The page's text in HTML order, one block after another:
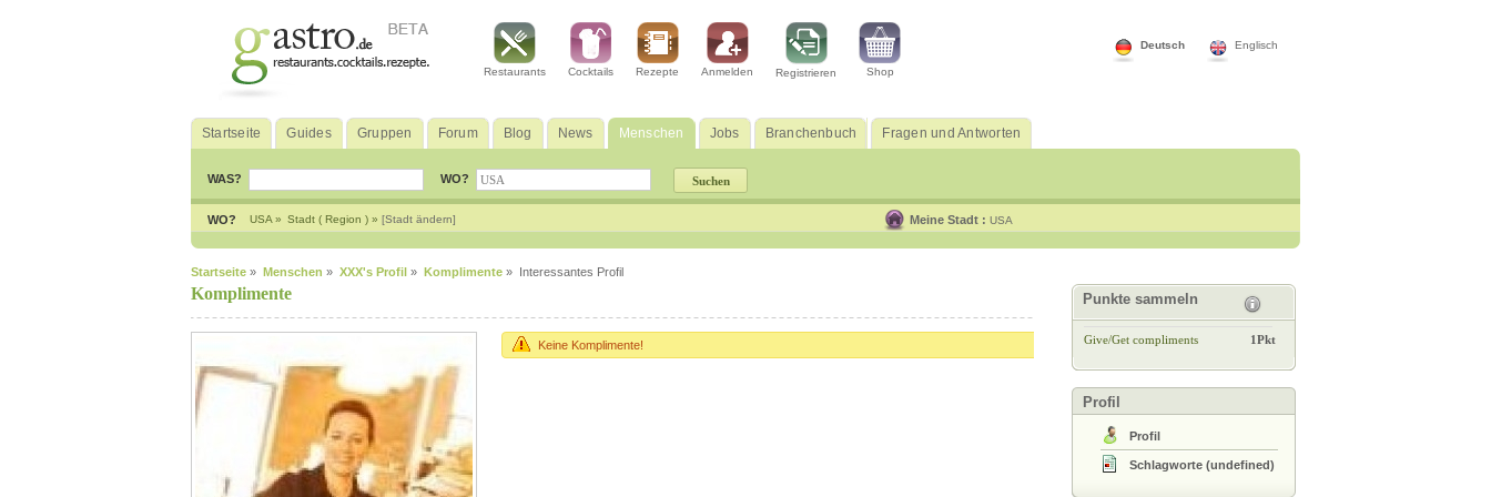
Englisch
Deutsch
Restaurants Cocktails Rezepte Anmelden Registrieren Shop
Startseite Guides Gruppen Forum Blog News Menschen Jobs Branchenbuch Fragen und Antworten
WAS? WO?
WO? USA » Stadt ( Region ) » [Stadt ändern] Meine Stadt : USA
Startseite » Menschen » XXX's Profil » Komplimente » Interessantes Profil
Komplimente
Keine Komplimente!
Punkte sammeln
Give/Get compliments 1Pkt
Profil
Profil
Schlagworte (undefined)